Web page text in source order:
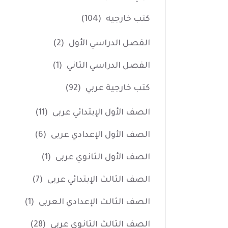
كتب خارجيه (104)
الفصل الدراسي الأول (2)
الفصل الدراسي الثاني (1)
كتب خارجية عربي (92)
الصف الأول الإبتدائي عربى (11)
الصف الأول الإعدادي عربى (6)
الصف الأول الثانوي عربى (1)
الصف الثالث الإبتدائي عربى (7)
الصف الثالث الإعدادي العربى (1)
الصف الثالث الثانوي عربى (28)